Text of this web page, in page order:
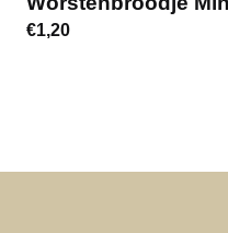
€1,20